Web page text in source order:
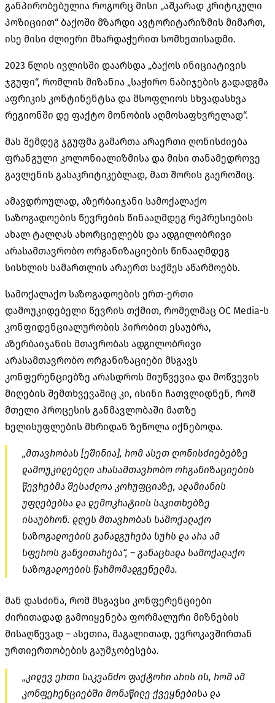
განპირობებულია როგორც მისი „აშკარად კრიტიკული
პოზიციით“ ბაქოში მზარდი ავტორიტარიზმის მიმართ,
ისე მისი ძლიერი მხარდაჭერით სომხეთისადმი.
2023 წლის ივლისში დაარსდა „ბაქოს ინიციატივის
ჯგუფი“, რომლის მიზანია „საჭირო ნაბიჯების გადადგმა
აფრიკის კონტინენტსა და მსოფლიოს სხვადასხვა
რეგიონში დე ფაქტო მონობის აღმოსაფხვრელად“.
მას შემდეგ ჯგუფმა გამართა არაერთი ღონისძიება
ფრანგული კოლონიალიზმისა და მისი თანამედროვე
გავლენის გასაკრიტიკებლად, მათ შორის გაეროშიც.
ამავდროულად, აზერბაიჯანი სამოქალაქო
საზოგადოების წევრების წინააღმდეგ რეპრესიების
ახალ ტალღას ახორციელებს და ადგილობრივი
არასამთავრობო ორგანიზაციების წინააღმდეგ
სისხლის სამართლის არაერთ საქმეს აწარმოებს.
სამოქალაქო საზოგადოების ერთ-ერთი
დამოუკიდებელი წევრის თქმით, რომელმაც OC Media-ს
კონფიდენციალურობის პირობით ესაუბრა,
აზერბაიჯანის მთავრობას ადგილობრივი
არასამთავრობო ორგანიზაციები მსგავს
კონფერენციებზე არასდროს მიუწვევია და მოწვევის
მიღების შემთხვევაშიც კი, ისინი ჩათვლიდნენ, რომ
მთელი პროცესის განმავლობაში მათზე
ხელისუფლების მხრიდან ზეწოლა იქნებოდა.
„მთავრობას [ეშინია], რომ ასეთ ღონისძიებებზე
დამოუკიდებელი არასამთავრობო ორგანიზაციების
წევრებმა შესაძლოა კორუფციაზე, ადამიანის
უფლებებსა და დემოკრატიის საკითხებზე
ისაუბრონ. დღეს მთავრობას სამოქალაქო
საზოგადოების განადგურება სურს და არა ამ
სფეროს განვითარება“, – განაცხადა სამოქალაქო
საზოგადოების წარმომადგენელმა.
მან დასძინა, რომ მსგავსი კონფერენციები
ძირითადად გამოიყენება ფორმალური მიზნების
მისაღწევად – ასეთია, მაგალითად, ევროკავშირთან
ურთიერთობების გაუმჯობესება.
„კიდევ ერთი საკვანძო ფაქტორი არის ის, რომ ამ
კონფერენციებში მონაწილე ქვეყნებისა და